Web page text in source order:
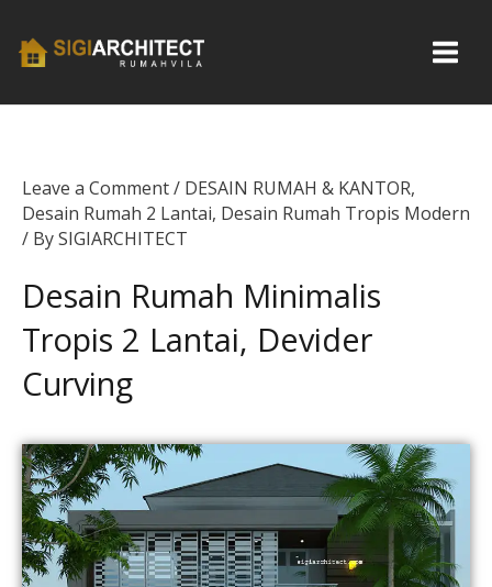
Leave a Comment/ DESAIN RUMAH & KANTOR,
Desain Rumah 2 Lantai, Desain Rumah Tropis Modern
/ BySIGIARCHITECT
Desain Rumah Minimalis
Tropis 2 Lantai, Devider
Curving